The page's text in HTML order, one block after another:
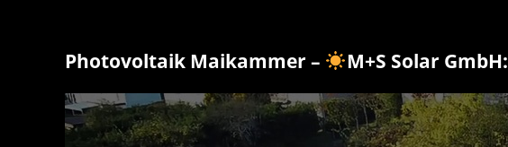
Photovoltaik Maikammer – M+S Solar GmbH: